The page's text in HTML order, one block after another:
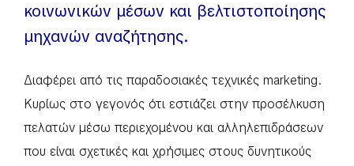
κοινωνικών μέσων και βελτιστοποίησης
μηχανών αναζήτησης.
Διαφέρει από τις παραδοσιακές τεχνικές marketing.
Κυρίως στο γεγονός ότι εστιάζει στην προσέλκυση
πελατών μέσω περιεχομένου και αλληλεπιδράσεων
που είναι σχετικές και χρήσιμες στους δυνητικούς